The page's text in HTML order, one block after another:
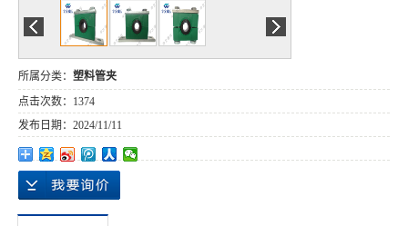
所属分类： 塑料管夹
点击次数： 1374
发布日期： 2024/11/11